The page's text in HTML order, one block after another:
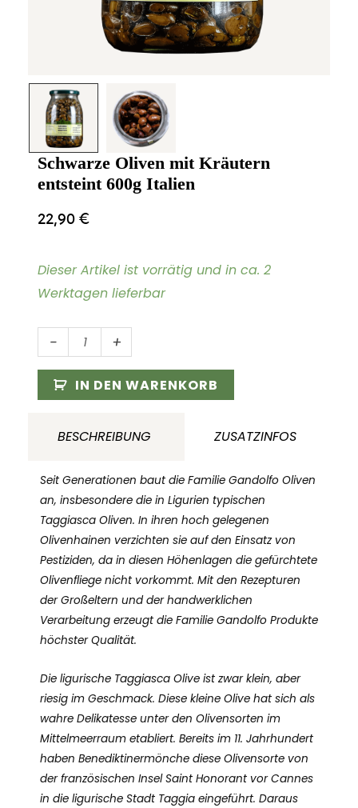
Schwarze Oliven mit Kräutern
entsteint 600g Italien
22,90€
Dieser Artikel ist vorrätig und in ca. 2
Werktagen lieferbar
-
Schwarze
Oliven
mit
entsteint
Italien
Menge
+
IN DEN WARENKORB
BESCHREIBUNG ZUSATZINFOS
Seit Generationen baut die Familie Gandolfo Oliven
an, insbesondere die in Ligurien typischen
Taggiasca Oliven. In ihren hoch gelegenen
Olivenhainen verzichten sie auf den Einsatz von
Pestiziden, da in diesen Höhenlagen die gefürchtete
Olivenfliege nicht vorkommt. Mit den Rezepturen
der Großeltern und der handwerklichen
Verarbeitung erzeugt die Familie Gandolfo Produkte
höchster Qualität.
Die ligurische Taggiasca Olive ist zwar klein, aber
riesig im Geschmack. Diese kleine Olive hat sich als
wahre Delikatesse unter den Olivensorten im
Mittelmeerraum etabliert. Bereits im 11. Jahrhundert
haben Benediktinermönche diese Olivensorte von
der französischen Insel Saint Honorant vor Cannes
in die ligurische Stadt Taggia eingeführt. Daraus